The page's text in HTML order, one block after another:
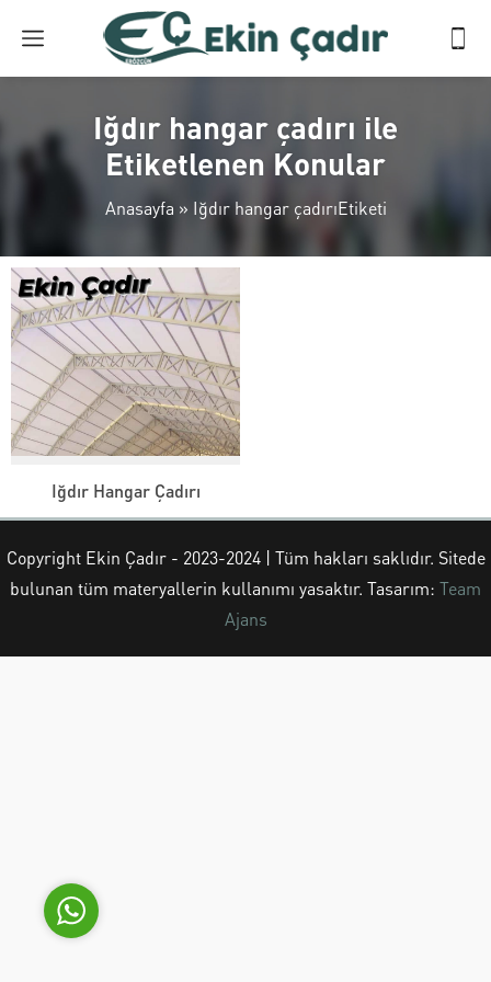
Iğdır hangar çadırı ile
Etiketlenen Konular
Anasayfa » Iğdır hangar çadırıEtiketi
Iğdır Hangar Çadırı
Copyright Ekin Çadır - 2023-2024 | Tüm hakları saklıdır. Sitede
bulunan tüm materyallerin kullanımı yasaktır. Tasarım: Team
Ajans